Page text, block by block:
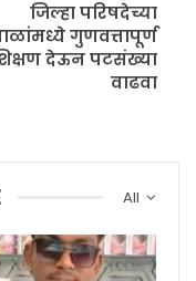
जिल्हा परिषदेच्या
गुणवत्तापूर्ण
देऊन पटसंख्या
वाढवा
All